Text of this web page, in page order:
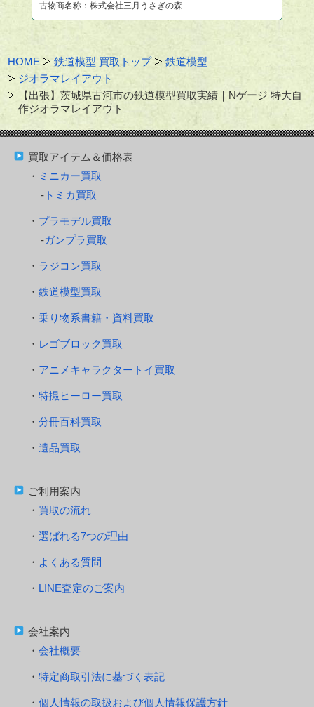
古物商名称：株式会社三月うさぎの森
HOME 鉄道模型 買取トップ
鉄道模型
ジオラマレイアウト
【出張】茨城県古河市の鉄道模型買取実績｜Nゲージ 特大自
作ジオラマレイアウト
買取アイテム＆価格表
ミニカー買取
トミカ買取
プラモデル買取
ガンプラ買取
ラジコン買取
鉄道模型買取
乗り物系書籍・資料買取
レゴブロック買取
アニメキャラクタートイ買取
特撮ヒーロー買取
分冊百科買取
遺品買取
ご利用案内
買取の流れ
選ばれる7つの理由
よくある質問
LINE査定のご案内
会社案内
会社概要
特定商取引法に基づく表記
個人情報の取扱および個人情報保護方針